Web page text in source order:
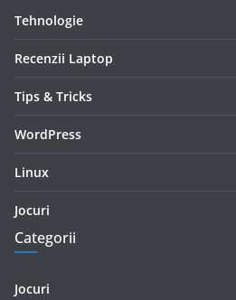
Tehnologie
Recenzii Laptop
Tips & Tricks
WordPress
Linux
Jocuri
Categorii
Jocuri